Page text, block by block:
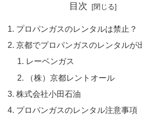
目次
プロパンガスのレンタルは禁止？
京都でプロパンガスのレンタルが
レーベンガス
（株）京都レントオール
株式会社小田石油
プロパンガスのレンタル注意事項